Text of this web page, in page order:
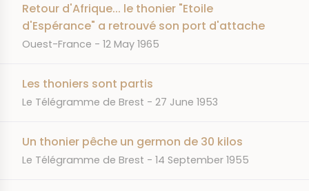
Retour d'Afrique... le thonier "Etoile
d'Espérance" a retrouvé son port d'attache
JOURNAL
Ouest-France DATE
12 May 1965
Les thoniers sont partis
JOURNAL
Le Télégramme de Brest DATE
27 June 1953
Un thonier pêche un germon de 30 kilos
JOURNAL
Le Télégramme de Brest DATE
14 September 1955